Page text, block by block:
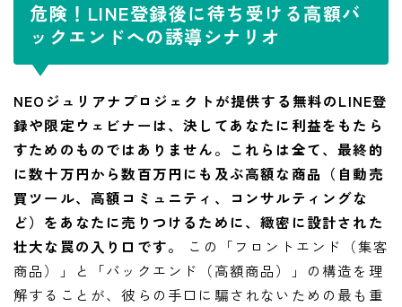
危険！LINE登録後に待ち受ける高額バ
ックエンドへの誘導シナリオ
NEOジュリアナプロジェクトが提供する無料のLINE登
録や限定ウェビナーは、決してあなたに利益をもたら
すためのものではありません。これらは全て、最終的
に数十万円から数百万円にも及ぶ高額な商品（自動売
買ツール、高額コミュニティ、コンサルティングな
ど）をあなたに売りつけるために、緻密に設計された
壮大な罠の入り口です。
この「フロントエンド（集客
商品）」と「バックエンド（高額商品）」の構造を理
解することが、彼らの手口に騙されないための最も重